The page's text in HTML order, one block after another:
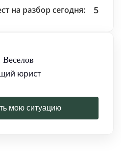
на разбор сегодня: 5
юрист
мою ситуацию